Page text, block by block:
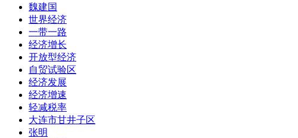
魏建国
世界经济
一带一路
经济增长
开放型经济
自贸试验区
经济发展
经济增速
轻减税率
大连市甘井子区
张明